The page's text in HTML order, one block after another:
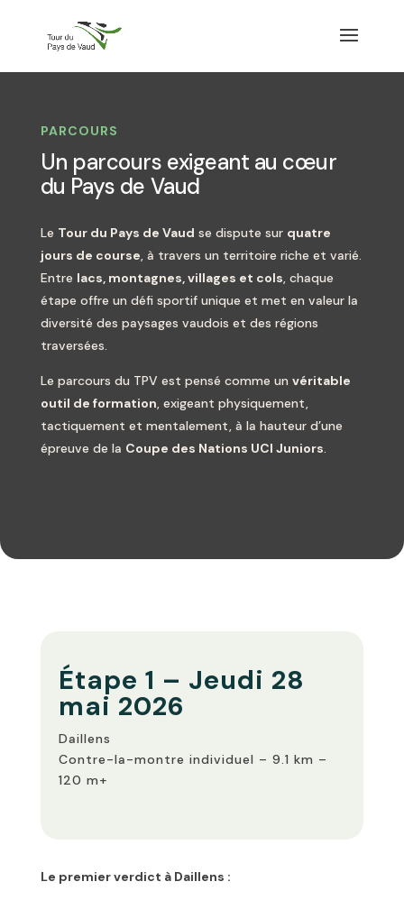
PARCOURS
Un parcours exigeant au cœur
du Pays de Vaud
Le Tour du Pays de Vaud se dispute sur quatre
jours de course, à travers un territoire riche et varié.
Entre lacs, montagnes, villages et cols, chaque
étape offre un défi sportif unique et met en valeur la
diversité des paysages vaudois et des régions
traversées.
Le parcours du TPV est pensé comme un véritable
outil de formation, exigeant physiquement,
tactiquement et mentalement, à la hauteur d’une
épreuve de la Coupe des Nations UCI Juniors.
Étape 1 – Jeudi 28
mai 2026
Daillens
Contre-la-montre individuel – 9.1 km –
120 m+
Le premier verdict à Daillens :